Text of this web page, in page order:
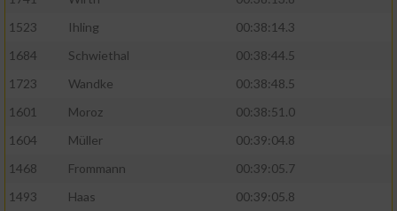
1523
Ihling
00:38:14.3
1684
Schwiethal
00:38:44.5
1723
Wandke
00:38:48.5
1601
Moroz
00:38:51.0
1604
Müller
00:39:04.8
1468
Frommann
00:39:05.7
1493
Haas
00:39:05.8
Verwendung reduzierter Daten zur Auswahl
Erstellung von Profilen für personalisierte
Verwendung von Profilen zur Auswahl